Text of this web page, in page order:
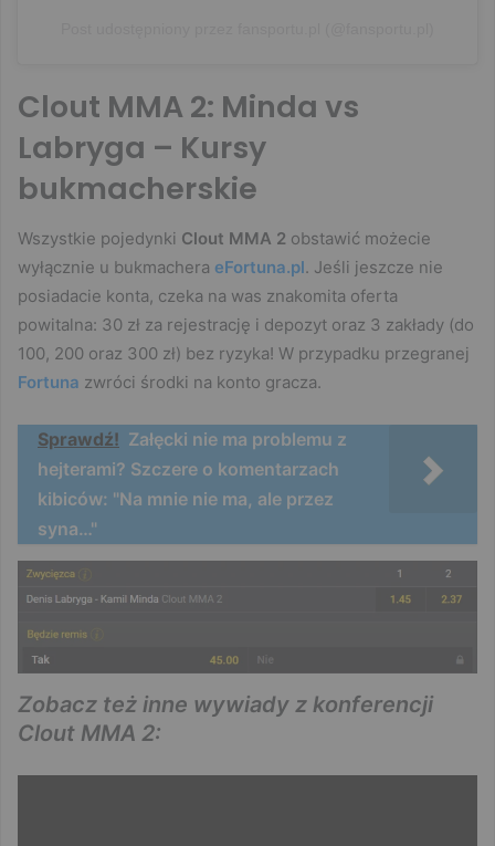
Clout MMA 2: Minda vs
Labryga – Kursy
bukmacherskie
Wszystkie pojedynki Clout MMA 2 obstawić możecie
wyłącznie u bukmachera eFortuna.pl. Jeśli jeszcze nie
posiadacie konta, czeka na was znakomita oferta
powitalna: 30 zł za rejestrację i depozyt oraz 3 zakłady (do
100, 200 oraz 300 zł) bez ryzyka! W przypadku przegranej
Fortuna zwróci środki na konto gracza.
Sprawdź! Załęcki nie ma problemu z
hejterami? Szczere o komentarzach
kibiców: "Na mnie nie ma, ale przez
syna…"
Zobacz też inne wywiady z konferencji
Clout MMA 2: